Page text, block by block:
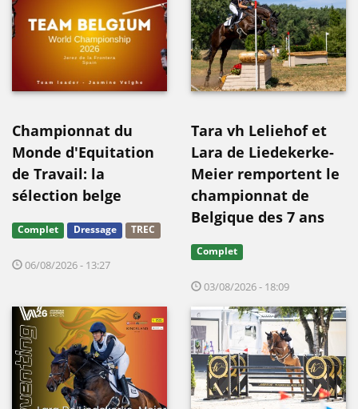
Championnat du
Monde d'Equitation
de Travail: la
sélection belge
Complet Dressage TREC
06/08/2026 - 13:27
Tara vh Leliehof et
Lara de Liedekerke-
Meier remportent le
championnat de
Belgique des 7 ans
Complet
03/08/2026 - 18:09